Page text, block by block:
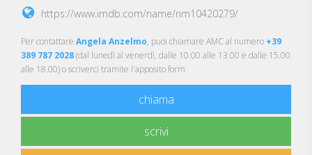
https://www.imdb.com/name/nm10420279/
Per contattare Angela Anzelmo, puoi chiamare AMC al numero +39
389 787 2028(dal lunedì al venerdì, dalle 10.00 alle 13.00 e dalle 15.00
alle 18.00) o scriverci tramite l'apposito form.
chiama
scrivi